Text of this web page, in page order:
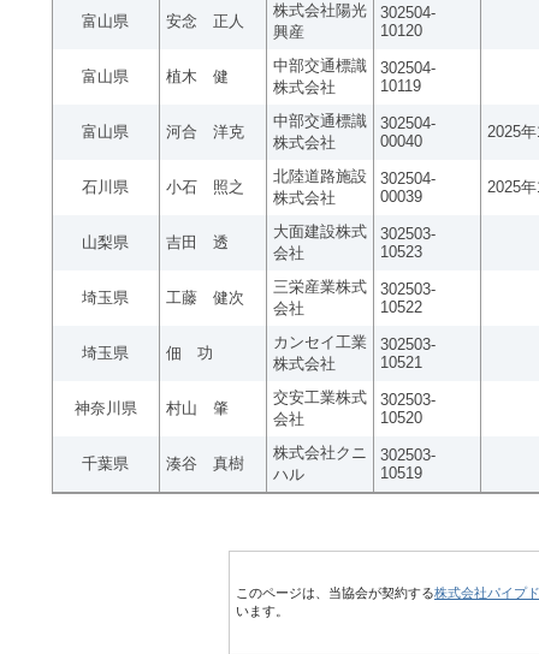
富山県 安念 正人
株式会社陽光
興産
302504-
10120
富山県 植木 健
中部交通標識
株式会社
302504-
10119
富山県 河合 洋克
中部交通標識
株式会社
302504-
00040
2025
石川県 小石 照之
北陸道路施設
株式会社
302504-
00039
2025
山梨県 吉田 透
大面建設株式
会社
302503-
10523
埼玉県 工藤 健次
三栄産業株式
会社
302503-
10522
埼玉県 佃 功
カンセイ工業
株式会社
302503-
10521
神奈川県 村山 肇
交安工業株式
会社
302503-
10520
千葉県 湊谷 真樹
株式会社クニ
ハル
302503-
10519
このページは、当協会が契約する株式会社パイプ
います。